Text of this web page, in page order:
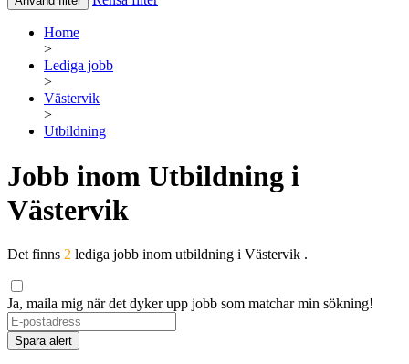
Home
>
Lediga jobb
>
Västervik
>
Utbildning
Jobb inom Utbildning i
Västervik
Det finns 2 lediga jobb inom utbildning i Västervik .
Ja, maila mig när det dyker upp jobb som matchar min sökning!
Spara alert